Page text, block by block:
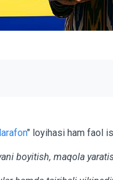
" loyihasi ham faol
boyitish, maqola